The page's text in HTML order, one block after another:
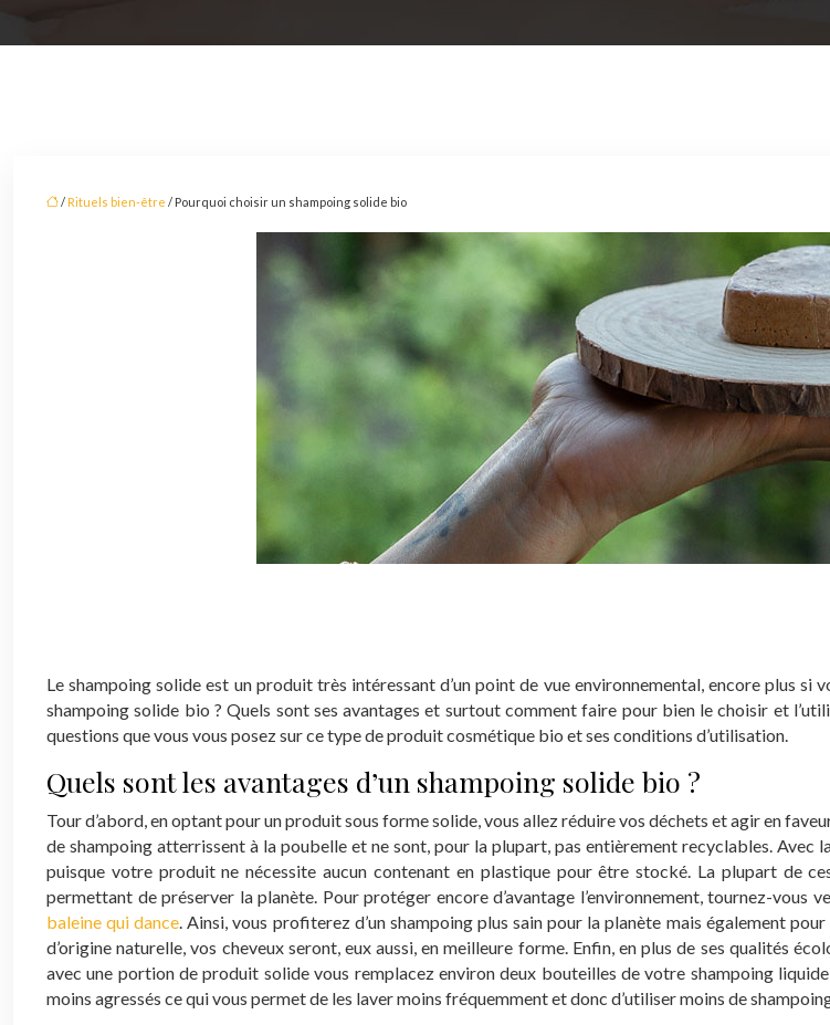
/ Rituels bien-être / Pourquoi choisir un shampoing solide bio
Le shampoing solide est un produit très intéressant d’un point de vue environnemental, encore plus
shampoing solide bio ? Quels sont ses avantages et surtout comment faire pour bien le choisir et
questions que vous vous posez sur ce type de produit cosmétique bio et ses conditions d’utilisation.
Quels sont les avantages d’un shampoing solide bio ?
Tour d’abord, en optant pour un produit sous forme solide, vous allez réduire vos déchets et agir en
de shampoing atterrissent à la poubelle et ne sont, pour la plupart, pas entièrement recyclables.
puisque votre produit ne nécessite aucun contenant en plastique pour être stocké. La plupart de
permettant de préserver la planète. Pour protéger encore d’avantage l’environnement, tournez-
baleine qui dance. Ainsi, vous profiterez d’un shampoing plus sain pour la planète mais également
d’origine naturelle, vos cheveux seront, eux aussi, en meilleure forme. Enfin, en plus de ses qualités
avec une portion de produit solide vous remplacez environ deux bouteilles de votre shampoing
moins agressés ce qui vous permet de les laver moins fréquemment et donc d’utiliser moins de